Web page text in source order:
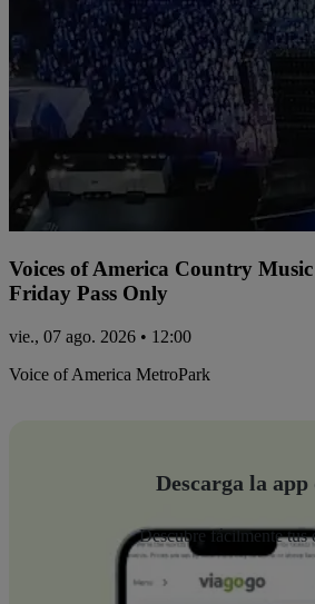
Voices of America Country
Friday Pass Only
vie., 07 ago. 2026 • 12:00
Voice of America MetroPark
Descarga la app
Descubre fácilmente tus